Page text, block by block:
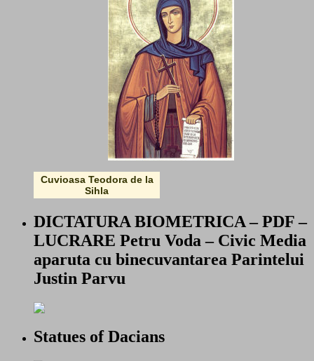
Cuvioasa Teodora de la
Sihla
DICTATURA BIOMETRICA – PDF –
LUCRARE Petru Voda – Civic Media
aparuta cu binecuvantarea Parintelui
Justin Parvu
Statues of Dacians